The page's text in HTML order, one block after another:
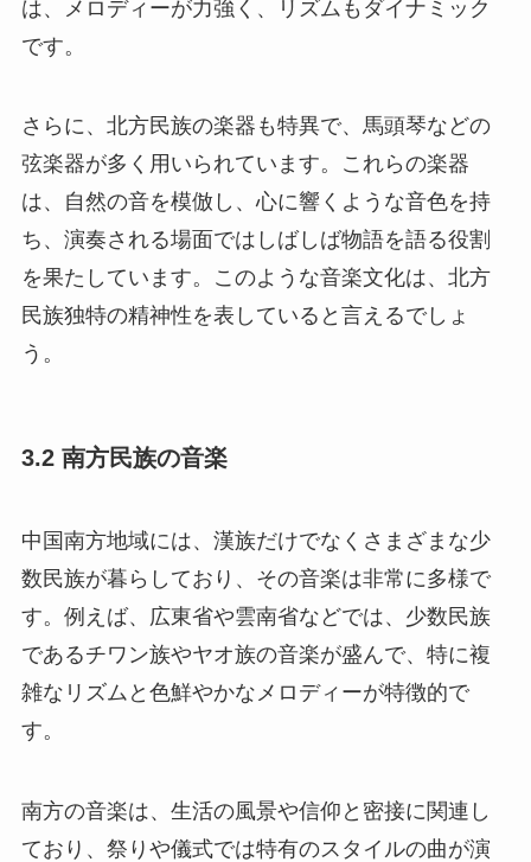
は、メロディーが力強く、リズムもダイナミック
です。
さらに、北方民族の楽器も特異で、馬頭琴などの
弦楽器が多く用いられています。これらの楽器
は、自然の音を模倣し、心に響くような音色を持
ち、演奏される場面ではしばしば物語を語る役割
を果たしています。このような音楽文化は、北方
民族独特の精神性を表していると言えるでしょ
う。
3.2 南方民族の音楽
中国南方地域には、漢族だけでなくさまざまな少
数民族が暮らしており、その音楽は非常に多様で
す。例えば、広東省や雲南省などでは、少数民族
であるチワン族やヤオ族の音楽が盛んで、特に複
雑なリズムと色鮮やかなメロディーが特徴的で
す。
南方の音楽は、生活の風景や信仰と密接に関連し
ており、祭りや儀式では特有のスタイルの曲が演